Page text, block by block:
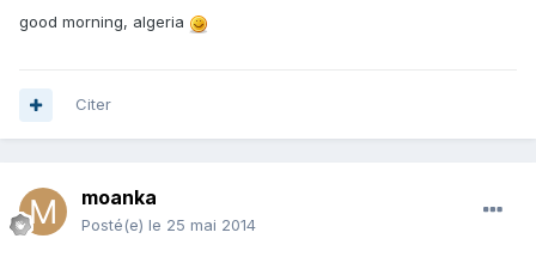
good morning, algeria
Citer
moanka
Posté(e) le 25 mai 2014